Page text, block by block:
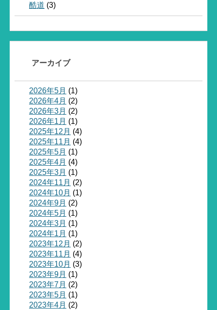
酷道 (3)
アーカイブ
2026年5月 (1)
2026年4月 (2)
2026年3月 (2)
2026年1月 (1)
2025年12月 (4)
2025年11月 (4)
2025年5月 (1)
2025年4月 (4)
2025年3月 (1)
2024年11月 (2)
2024年10月 (1)
2024年9月 (2)
2024年5月 (1)
2024年3月 (1)
2024年1月 (1)
2023年12月 (2)
2023年11月 (4)
2023年10月 (3)
2023年9月 (1)
2023年7月 (2)
2023年5月 (1)
2023年4月 (2)